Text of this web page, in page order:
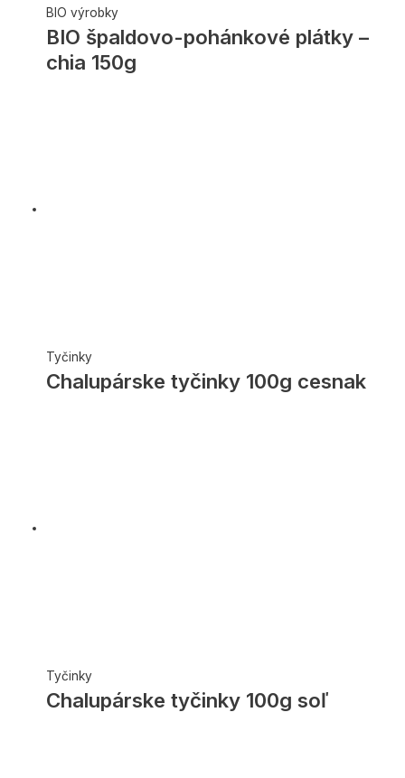
BIO výrobky
BIO špaldovo-pohánkové plátky –
chia 150g
Tyčinky
Chalupárske tyčinky 100g cesnak
Tyčinky
Chalupárske tyčinky 100g soľ